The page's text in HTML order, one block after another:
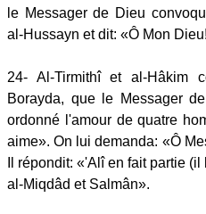
le Messager de Dieu
al-Hussayn et dit: «Ô Mon
24- Al-Tirmithî et al-Hâkim
Borayda, que le Messager
ordonné l'amour de quatre
aime». On lui demanda: «Ô
Il répondit: «'Alî en fait partie
al-Miqdâd et Salmân».